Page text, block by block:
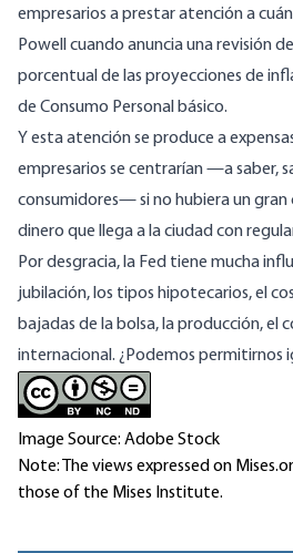
empresarios a prestar atención a
Powell cuando anuncia una revisión
porcentual de las proyecciones de
de Consumo Personal básico.
Y esta atención se produce a
empresarios se centrarían —a saber,
consumidores— si no hubiera un gran
dinero que llega a la ciudad con
Por desgracia, la Fed tiene mucha
jubilación, los tipos hipotecarios, el
bajadas de la bolsa, la producción, el
internacional. ¿Podemos permitirnos
Image Source: Adobe Stock
Note: The views expressed on
those of the Mises Institute.